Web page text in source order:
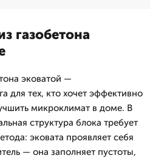
газобетона
эковатой —
для тех, кто хочет эффективно
микроклимат в доме. В
структура блока требует
эковата проявляет себя
— она заполняет пустоты,